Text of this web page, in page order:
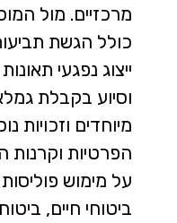
מרכזיים. מול
כולל הגשת
ייצוג נפגעי
וסיוע בקבלת
מיוחדים וזכויות
הפרטיות
על מימוש
ביטוחי חיים,